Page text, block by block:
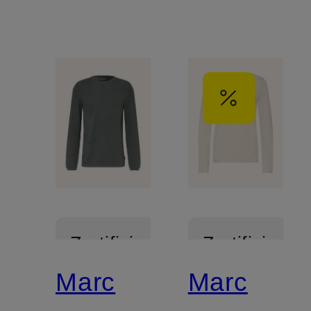
Zertifiziert
Marc
Zertifiziert
Marc